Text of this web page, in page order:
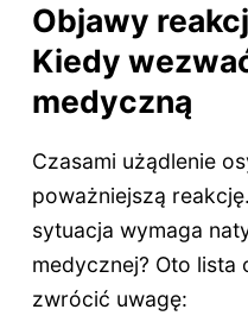
Objawy
Kiedy
medyczną
Czasami użądlenie
poważniejszą
sytuacja wymaga
medycznej? Oto lista
zwrócić uwagę: